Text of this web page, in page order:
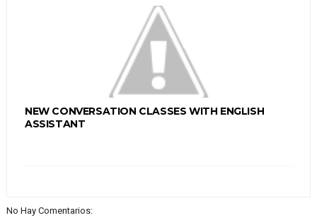
NEW CONVERSATION CLASSES WITH ENGLISH
ASSISTANT
No Hay Comentarios: